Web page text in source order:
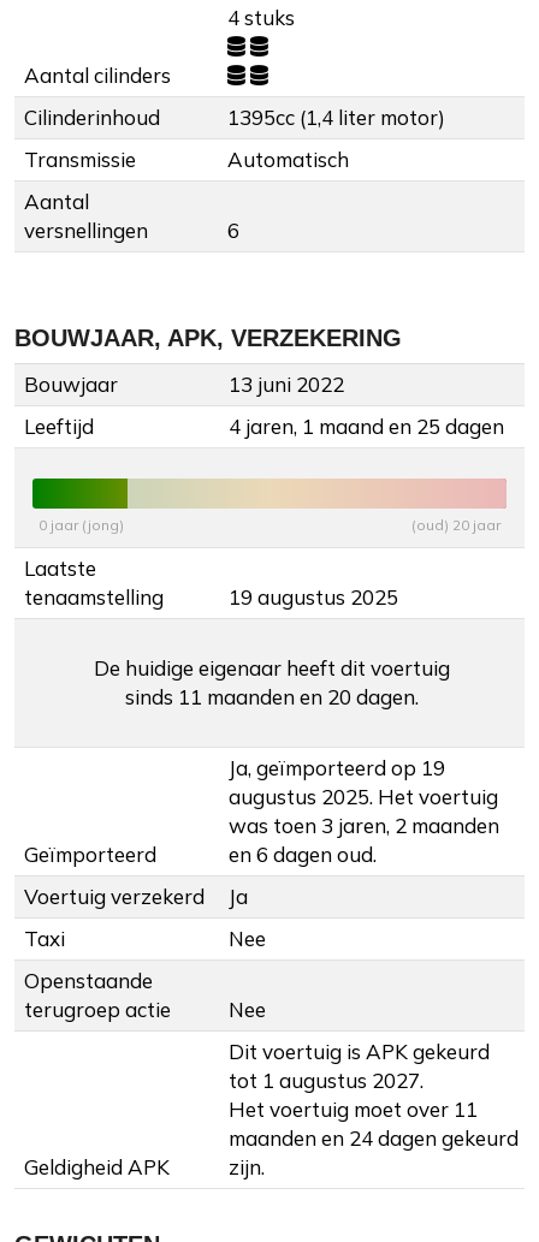
Aantal cilinders
4 stuks
Cilinderinhoud
1395cc (1,4 liter motor)
Transmissie
Automatisch
Aantal
versnellingen
6
BOUWJAAR, APK, VERZEKERING
Bouwjaar
13 juni 2022
Leeftijd
4 jaren, 1 maand en 25 dagen
0 jaar (jong) (oud) 20 jaar
Laatste
tenaamstelling
19 augustus 2025
De huidige eigenaar heeft dit voertuig
sinds 11 maanden en 20 dagen.
Geïmporteerd
Ja, geïmporteerd op 19
augustus 2025. Het voertuig
was toen 3 jaren, 2 maanden
en 6 dagen oud.
Voertuig verzekerd
Ja
Taxi
Nee
Openstaande
terugroep actie
Nee
Geldigheid APK
Dit voertuig is APK gekeurd
tot 1 augustus 2027.
Het voertuig moet over 11
maanden en 24 dagen gekeurd
zijn.